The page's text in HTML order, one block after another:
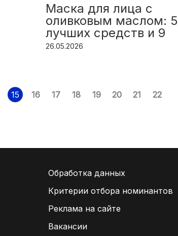
Маска для лица с
оливковым маслом: 5
лучших средств и 9
рецептов
26.05.2026
15 16 17 18 19 20 21 22
Обработка данных
Критерии отбора номинантов
Реклама на сайте
Вакансии